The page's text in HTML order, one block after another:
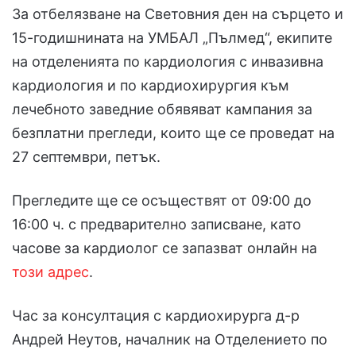
За отбелязване на Световния ден на сърцето и
15-годишнината на УМБАЛ „Пълмед“, екипите
на отделенията по кардиология с инвазивна
кардиология и по кардиохирургия към
лечебното заведние обявяват кампания за
безплатни прегледи, които ще се проведат на
27 септември, петък.
Прегледите ще се осъществят от 09:00 до
16:00 ч. с предварително записване, като
часове за кардиолог се запазват онлайн на
този адрес.
Час за консултация с кардиохирурга д-р
Андрей Неутов, началник на Отделението по